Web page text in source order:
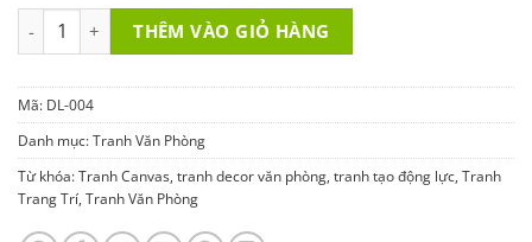
was:
180.000 ₫.
is:
160.000 ₫.
Tranh Văn Phòng - Chào Hàng Chuyên Nghiệp Để Bán Hàng -
THÊM VÀO GIỎ HÀNG
Mã: DL-004
Danh mục:Tranh Văn Phòng
Từ khóa:Tranh Canvas, tranh decor văn phòng, tranh tạo động lực, Tranh
Trang Trí, Tranh Văn Phòng